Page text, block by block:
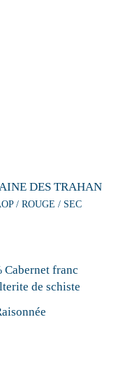
DES TRAHAN
/ ROUGE / SEC
Cabernet franc
de schiste